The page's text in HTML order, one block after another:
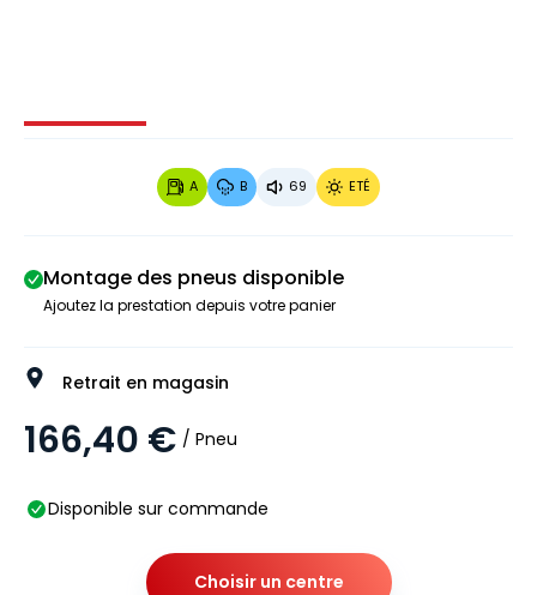
Image 1 sur 3
A B 69 ETÉ
Montage des pneus disponible
Ajoutez la prestation depuis votre panier
Retrait en magasin
166,40 € / Pneu
Disponible sur commande
Choisir un centre